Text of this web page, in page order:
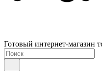
Готовый интернет-магазин